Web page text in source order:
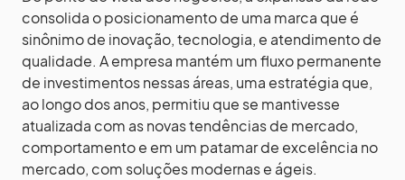
consolida o posicionamento de uma marca que é
sinônimo de inovação, tecnologia, e atendimento de
qualidade. A empresa mantém um fluxo permanente
de investimentos nessas áreas, uma estratégia que,
ao longo dos anos, permitiu que se mantivesse
atualizada com as novas tendências de mercado,
comportamento e em um patamar de excelência no
mercado, com soluções modernas e ágeis.